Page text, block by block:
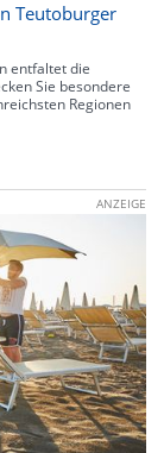
Teutoburger
entfaltet die
Sie besondere
Regionen
ANZEIGE